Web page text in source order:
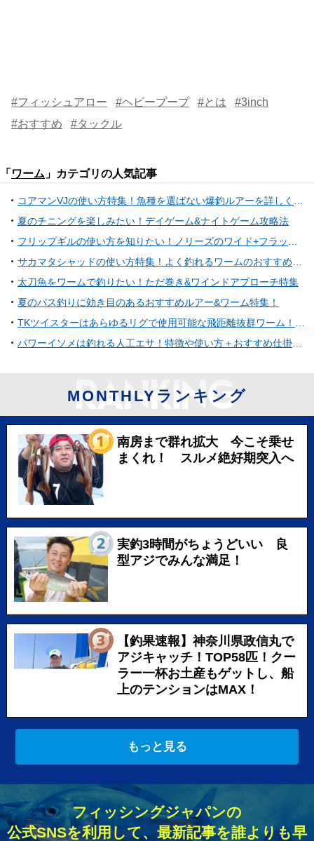
#フィッシュアロー #ヘビープープ #とは
#3inch
#おすすめ
#タックル
「 ワーム 」カテゴリの人気記事
夏のチニングを楽しみたい！デイゲーム&ナイトゲーム攻略法
太刀魚をワームで釣りたい！ただ巻き&ワインドアプローチ特集
夏のバス釣りに効き目のあるおすすめルアー&ワーム特集！
MONTHLYランキング
南房まで群れ拡大 今こそ乗せ
まくれ！ スルメ絶好期突入へ
実釣3時間がちょうどいい 良
型アジでみんな満足！
【釣果速報】神奈川県政信丸で
アジキャッチ！TOP58匹！クー
ラー一杯お土産もゲットし、船
上のテンションはMAX！
もっと見る
フィッシングジャパンの
公式SNSを利用して、最新記事を誰よりも早